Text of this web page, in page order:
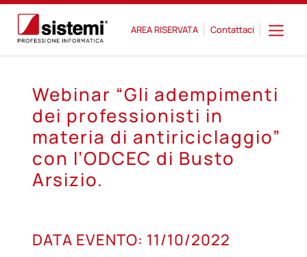
AREA RISERVATA Contattaci
Webinar “Gli adempimenti
dei professionisti in
materia di antiriciclaggio”
con l’ODCEC di Busto
Arsizio.
11
OTT
DATA EVENTO: 11/10/2022